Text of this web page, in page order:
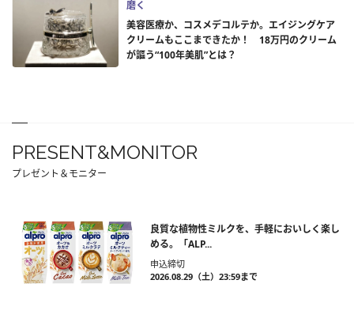
磨く
美容医療か、コスメデコルテか。エイジングケア
クリームもここまできたか！ 18万円のクリーム
が謳う“100年美肌”とは？
PRESENT&MONITOR
プレゼント＆モニター
良質な植物性ミルクを、手軽においしく楽し
める。「ALP...
申込締切
2026.08.29（土）23:59まで